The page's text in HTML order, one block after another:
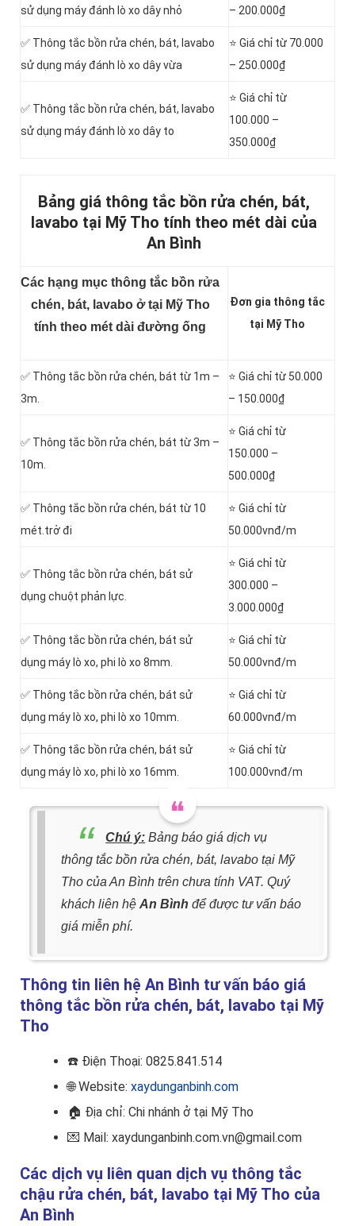
sử dụng máy đánh lò xo dây nhỏ – 200.000₫
✅ Thông tắc bồn rửa chén, bát, lavabo
sử dụng máy đánh lò xo dây vừa
⭐ Giá chỉ từ 70.000
– 250.000₫
✅ Thông tắc bồn rửa chén, bát, lavabo
sử dụng máy đánh lò xo dây to
⭐ Giá chỉ từ
100.000 –
350.000₫
Bảng giá thông tắc bồn rửa chén, bát,
lavabo tại Mỹ Tho tính theo mét dài của
An Bình
Các hạng mục thông tắc bồn rửa
chén, bát, lavabo ở tại Mỹ Tho
tính theo mét dài đường ống
Đơn gia thông tắc
tại Mỹ Tho
✅ Thông tắc bồn rửa chén, bát từ 1m –
3m.
⭐ Giá chỉ từ 50.000
– 150.000₫
✅ Thông tắc bồn rửa chén, bát từ 3m –
10m.
⭐ Giá chỉ từ
150.000 –
500.000₫
✅ Thông tắc bồn rửa chén, bát từ 10
mét.trở đi
⭐ Giá chỉ từ
50.000vnđ/m
✅ Thông tắc bồn rửa chén, bát sử
dụng chuột phản lực.
⭐ Giá chỉ từ
300.000 –
3.000.000₫
✅ Thông tắc bồn rửa chén, bát sử
dụng máy lò xo, phi lò xo 8mm.
⭐ Giá chỉ từ
50.000vnđ/m
✅ Thông tắc bồn rửa chén, bát sử
dụng máy lò xo, phi lò xo 10mm.
⭐ Giá chỉ từ
60.000vnđ/m
✅ Thông tắc bồn rửa chén, bát sử
dụng máy lò xo, phi lò xo 16mm.
⭐ Giá chỉ từ
100.000vnđ/m
Chú ý: Bảng báo giá dịch vụ
thông tắc bồn rửa chén, bát, lavabo tại Mỹ
Tho của An Bình trên chưa tính VAT. Quý
khách liên hệ An Bình để được tư vấn báo
giá miễn phí.
Thông tin liên hệ An Bình tư vấn báo giá
thông tắc bồn rửa chén, bát, lavabo tại Mỹ
Tho
☎️ Điện Thoại: 0825.841.514
🌐 Website: xaydunganbinh.com
🏠 Địa chỉ: Chi nhánh ở tại Mỹ Tho
💌 Mail: xaydunganbinh.com.vn@gmail.com
Các dịch vụ liên quan dịch vụ thông tắc
chậu rửa chén, bát, lavabo tại Mỹ Tho của
An Bình